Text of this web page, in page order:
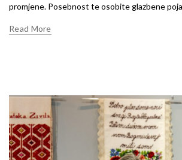
promjene. Posebnost te osobite glazbene
Read More